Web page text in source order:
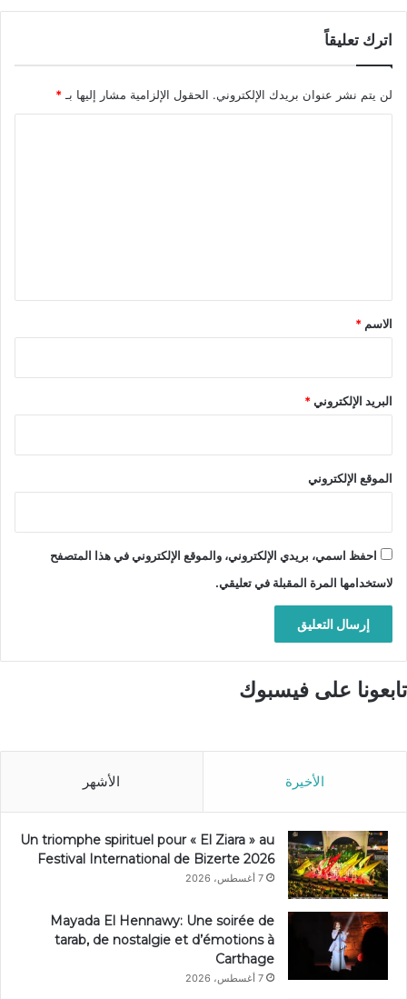
اترك تعليقاً
لن يتم نشر عنوان بريدك الإلكتروني. الحقول الإلزامية مشار إليها بـ*
*
الاسم *
البريد الإلكتروني*
الموقع الإلكتروني
احفظ اسمي، بريدي الإلكتروني، والموقع الإلكتروني في هذا المتصفح
لاستخدامها المرة المقبلة في تعليقي.
تابعونا على فيسبوك
الأخيرة الأشهر
Un triomphe spirituel pour « El Ziara » au
Festival International de Bizerte 2026
7 أغسطس، 2026
Mayada El Hennawy: Une soirée de
tarab, de nostalgie et d’émotions à
Carthage
7 أغسطس، 2026